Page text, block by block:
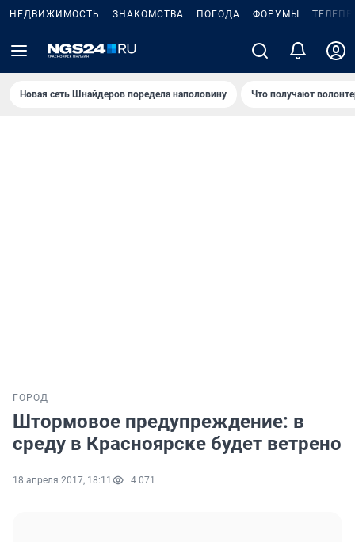
НЕДВИЖИМОСТЬ ЗНАКОМСТВА ПОГОДА ФОРУМЫ
Новая сеть Шнайдеров поредела наполовину Что получают
ГОРОД
Штормовое предупреждение: в
среду в Красноярске будет ветрено
18 апреля 2017, 18:11 4 071